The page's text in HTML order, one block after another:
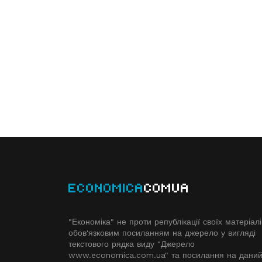
ECONOMICACOMUA
"Економіка" не проти републікації своїх
обов'язковим посиланням на джерело у вигляді
текстового рядка виду "Джерело
www.economiсa.com.ua" та посилання на даний